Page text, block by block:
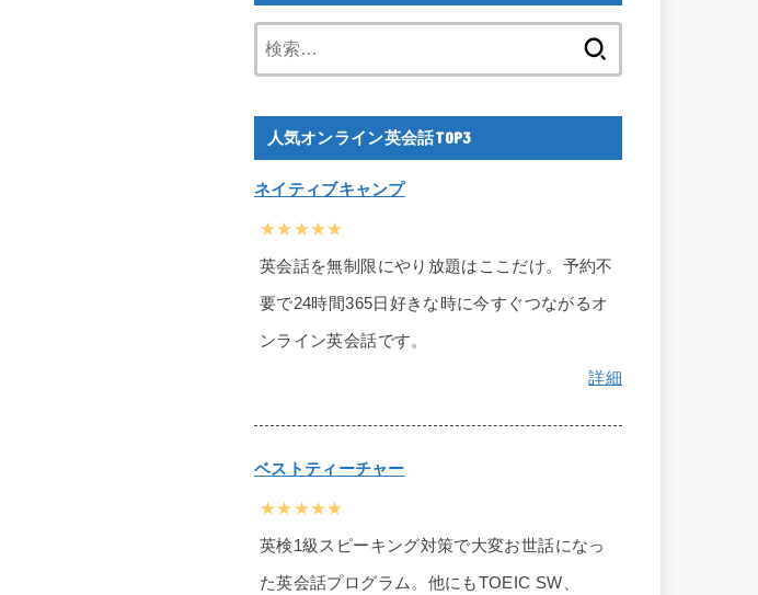
人気オンライン英会話TOP3
ネイティブキャンプ
★★★★★
英会話を無制限にやり放題はここだけ。予約不
要で24時間365日好きな時に今すぐつながるオ
ンライン英会話です。
詳細
ベストティーチャー
★★★★★
英検1級スピーキング対策で大変お世話になっ
た英会話プログラム。他にもTOEIC SW、